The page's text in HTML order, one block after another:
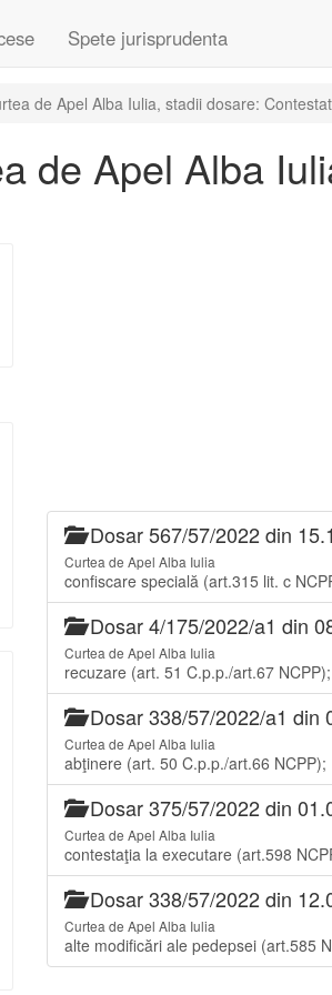
Spete jurisprudenta
de Apel Alba Iulia, stadii dosare:
de Apel Alba
Dosar 567/57/2022 din
Curtea de Apel Alba Iulia
confiscare specială (art.315 lit. c
Dosar 4/175/2022/a1 din
Curtea de Apel Alba Iulia
recuzare (art. 51 C.p.p./art.67 NCPP);
Dosar 338/57/2022/a1 din
Curtea de Apel Alba Iulia
abţinere (art. 50 C.p.p./art.66 NCPP);
Dosar 375/57/2022 din
Curtea de Apel Alba Iulia
contestaţia la executare (art.598
Dosar 338/57/2022 din
Curtea de Apel Alba Iulia
alte modificări ale pedepsei (art.585